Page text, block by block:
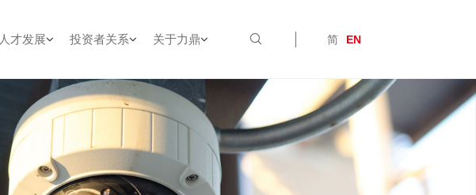
人才发展 投资者关系 关于力鼎 简 EN